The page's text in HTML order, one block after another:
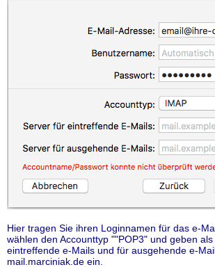
Hier tragen Sie ihren Loginnamen für das e-
wählen den Accounttyp ""POP3" und geben
eintreffende e-Mails und für ausgehende e-
mail.marciniak.de ein.